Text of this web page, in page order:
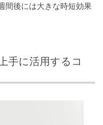
間後には大きな時短効果
手に活用するコ